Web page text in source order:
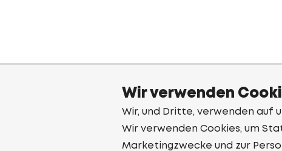
Wir verwenden
Wir, und Dritte, verwenden auf
Wir verwenden Cookies, um
Marketingzwecke und zur